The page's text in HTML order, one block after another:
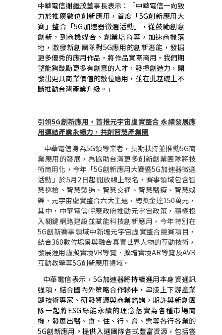
中華電信謝繼茂董事長表示：「中華電信一向致
力於推廣數位創新應用，首度「5G創新應用大
賽」整合「5G加速器徵選活動」，從鼓勵創意
創新，到商機媒合、創業培育等，加速商機落
地，激發新創團隊對5G應用的創新潛能，發掘
更多優秀的應用作品，將作品實際商用，我們期
望能夠鼓勵更多有創意的人才，發揮創造力，開
發出更具商業價值的數位應用，並在此基礎上不
斷推動台灣產業升級。」
引領5G創新應用，首推元宇宙虛實整合 永續發展應
用連結產業永續力，共創智慧產業圈
中華電信身為5G領導業者，長期扶持並推動5G商
業應用的發展，為協助台灣更多創新創業團隊將技
術商用化，今年「5G創新應用大賽暨5G加速器徵選
活動」於5月2日起開放線上報名，賽事領域包含智
慧巡檢、智慧製造、智慧交通、智慧醫療、智慧娛
樂、元宇宙虛實整合六大主題，總獎金達150萬元，
其中，中華電信呼應政府推動元宇宙政策，積極投
入關鍵網路建設並賦能科技創新應用，今年特別在
5G創新賽事領域中新增元宇宙虛實整合競賽項目，
結合360數位場景與融合真實世界人物的互動技術，
發展運用虛擬實境VR導覽、擴增實境AR導覽及AVR
互動教學等5G創新應用領域。
中華電信表示，5G加速器將持續運用本身資通訊
強項，結合國內外策略合作夥伴，串接上下游產業
鏈技術專家、研發資源與商業諮詢，期許與新創團
隊一起將ESG綠能永續的理念落實為各種市場商
機，發展出醫、食、住、行、育、樂等各行各業的
5G創新應用。提供入選團隊各式豐富資源，包括雲